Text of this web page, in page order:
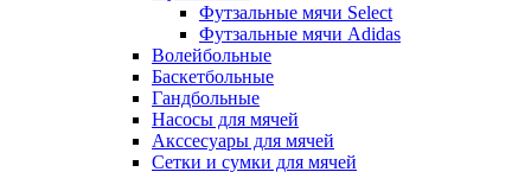
Футзальные мячи Select
Футзальные мячи Adidas
Волейбольные
Баскетбольные
Гандбольные
Насосы для мячей
Акссесуары для мячей
Сетки и сумки для мячей